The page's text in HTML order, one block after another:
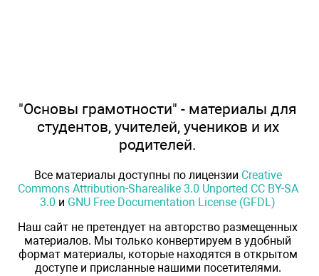
"Основы грамотности" - материалы для
студентов, учителей, учеников и их
родителей.
Все материалы доступны по лицензии Creative
Commons Attribution-Sharealike 3.0 Unported CC BY-SA
3.0 и GNU Free Documentation License (GFDL)
Наш сайт не претендует на авторство размещенных
материалов. Мы только конвертируем в удобный
формат материалы, которые находятся в открытом
доступе и присланные нашими посетителями.